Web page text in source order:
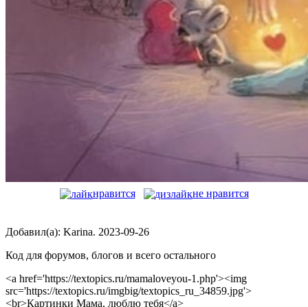
нравится не нравится
Добавил(а): Karina. 2023-09-26
Код для форумов, блогов и всего остального
<a href='https://textopics.ru/mamaloveyou-1.php'><img
src='https://textopics.ru/imgbig/textopics_ru_34859.jpg'>
<br>Картинки Мама, люблю тебя</a>